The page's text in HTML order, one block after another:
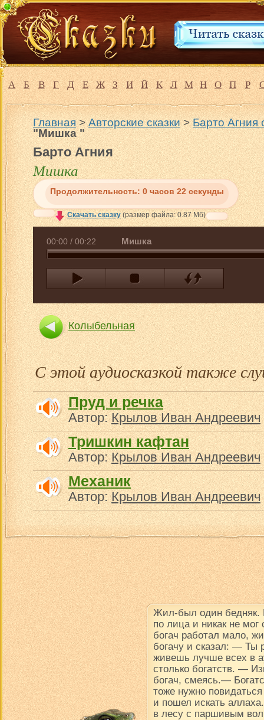
А Б В Г Д Е Ж З И Й К Л М Н О П Р
Главная>Авторские сказки>Барто Агния
"Мишка "
Барто Агния
Мишка
Продолжительность: 0 часов 22 секунды
Скачать сказку(размер файла: 0.87 Мб)
00:00 / 00:22 Мишка
Колыбельная
С этой аудиосказкой также
Пруд и речка
Автор:Крылов Иван Андреевич
Тришкин кафтан
Автор:Крылов Иван Андреевич
Механик
Автор:Крылов Иван Андреевич
Жил-был один бедняк.
по лица и никак не
богач работал мало,
богачу и сказал: — Ты
живешь лучше всех в
столько богатств. —
богач, смеясь.—
тоже нужно
и пошел искать
в лесу с паршивым